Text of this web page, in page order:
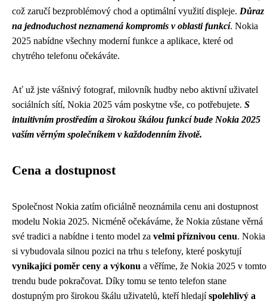
což zaručí bezproblémový chod a optimální využití displeje. Důraz
na jednoduchost neznamená kompromis v oblasti funkcí. Nokia
2025 nabídne všechny moderní funkce a aplikace, které od
chytrého telefonu očekáváte.
Ať už jste vášnivý fotograf, milovník hudby nebo aktivní uživatel
sociálních sítí, Nokia 2025 vám poskytne vše, co potřebujete. S
intuitivním prostředím a širokou škálou funkcí bude Nokia 2025
vaším věrným společníkem v každodenním životě.
Cena a dostupnost
Společnost Nokia zatím oficiálně neoznámila cenu ani dostupnost
modelu Nokia 2025. Nicméně očekáváme, že Nokia zůstane věrná
své tradici a nabídne i tento model za velmi příznivou cenu. Nokia
si vybudovala silnou pozici na trhu s telefony, které poskytují
vynikající poměr ceny a výkonu a věříme, že Nokia 2025 v tomto
trendu bude pokračovat. Díky tomu se tento telefon stane
dostupným pro širokou škálu uživatelů, kteří hledajíspolehlivý a